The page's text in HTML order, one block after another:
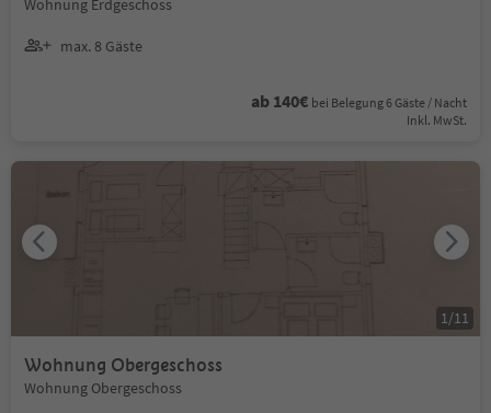
Wohnung Erdgeschoss
max. 8 Gäste
ab 140€ bei Belegung 6 Gäste / Nacht
Inkl. MwSt.
Wohnung Obergeschoss
Wohnung Obergeschoss
1/11